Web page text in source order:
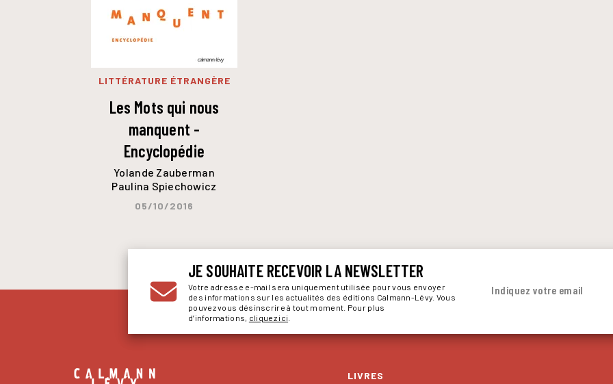
LITTÉRATURE ÉTRANGÈRE
Les Mots qui nous
manquent -
Encyclopédie
Yolande Zauberman
Paulina Spiechowicz
05/10/2016
JE SOUHAITE RECEVOIR LA NEWSLETTER
Votre adresse e-mail sera uniquement utilisée pour vous envoyer
des informations sur les actualités des éditions Calmann-Lévy. Vous
pouvez vous désinscrire à tout moment. Pour plus
d’informations, cliquez ici
Indiquez votre email
LIVRES